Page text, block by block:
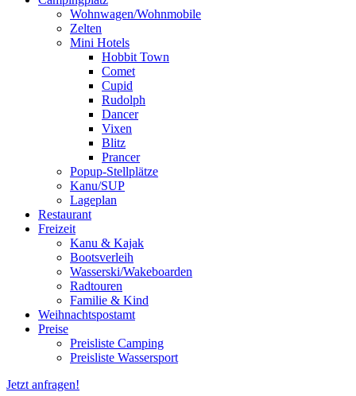
Wohnwagen/Wohnmobile
Zelten
Mini Hotels
Hobbit Town
Comet
Cupid
Rudolph
Dancer
Vixen
Blitz
Prancer
Popup-Stellplätze
Kanu/SUP
Lageplan
Restaurant
Freizeit
Kanu & Kajak
Bootsverleih
Wasserski/Wakeboarden
Radtouren
Familie & Kind
Weihnachtspostamt
Preise
Preisliste Camping
Preisliste Wassersport
Jetzt anfragen!